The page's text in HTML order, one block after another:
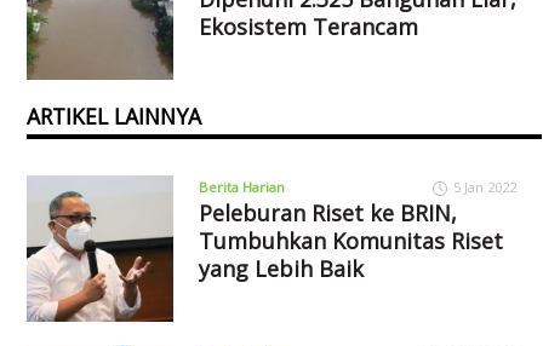
Ekosistem Terancam
ARTIKEL LAINNYA
Berita Harian 5 Jan 2022
Peleburan Riset ke BRIN,
Tumbuhkan Komunitas Riset
yang Lebih Baik